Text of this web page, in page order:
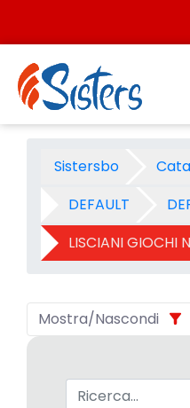
LISCIANI
Sistersbo
DEFAULT
LISCIANI GIOCHI
Mostra/Nascondi
Barra di